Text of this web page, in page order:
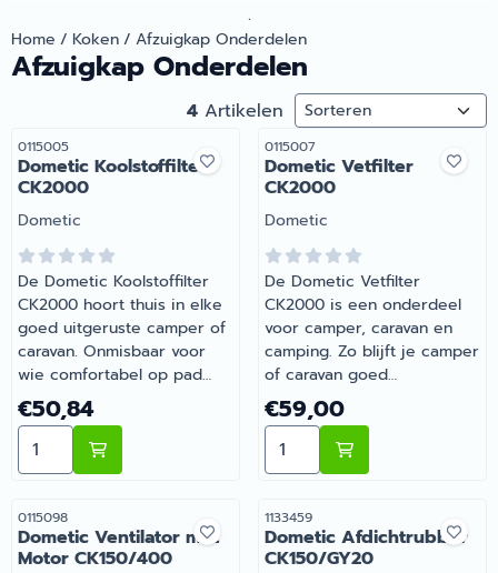
.
Home / Koken/ Afzuigkap Onderdelen
Afzuigkap Onderdelen
4 Artikelen Sorteermethode
Artikelnummer
0115005
Dometic Koolstoffilter
CK2000
Merk:
Dometic
De Dometic Koolstoffilter
CK2000 hoort thuis in elke
goed uitgeruste camper of
caravan. Onmisbaar voor
wie comfortabel op pad
gaat met de camper of
caravan. Heb je vragen over
de juiste keuze? Barsema
Recreatie denkt graag met
Prijs: 50,84
€50,84
Aantal kiezen voor Dometic Koolstoffilter CK2000
Artikelnummer
0115007
Dometic Vetfilter
CK2000
Merk:
Dometic
De Dometic Vetfilter
CK2000 is een onderdeel
voor camper, caravan en
camping. Zo blijft je camper
of caravan goed
onderhouden en compleet.
Bij Barsema Recreatie,
specialist in camper- en
caravanonderdelen, vind je
persoonlijk advies.
Prijs: 59,00
€59,00
Aantal kiezen voor
Artikelnummer
0115098
Dometic Ventilator met
Motor CK150/400
Artikelnummer
1133459
Dometic Afdichtrubber
CK150/GY20